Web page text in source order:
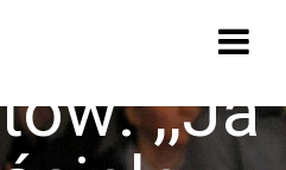
dla
,,Ja